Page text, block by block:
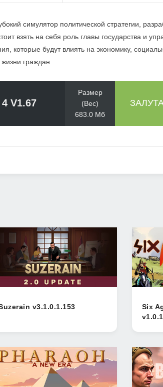
симулятор политической стратегии,
взять на себя роль главы государства и
которые будут влиять на экономику,
граждан.
V1.67
Размер
(Вес)
683.0 Мб
v3.1.0.1.153
Six